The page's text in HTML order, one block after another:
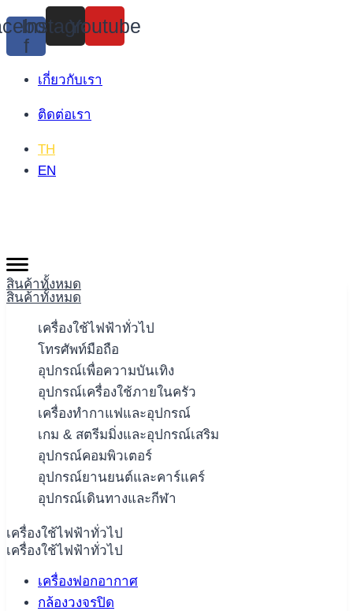
Skip
to
content
f
Instagram
Youtube
เกี่ยวกับเรา
ติดต่อเรา
TH
EN
สินค้าทั้งหมด
สินค้าทั้งหมด
เครื่องใช้ไฟฟ้าทั่วไป
โทรศัพท์มือถือ
อุปกรณ์เพื่อความบันเทิง
อุปกรณ์เครื่องใช้ภายในครัว
เครื่องทำกาแฟและอุปกรณ์
เกม & สตรีมมิ่งและอุปกรณ์เสริม
อุปกรณ์คอมพิวเตอร์
อุปกรณ์ยานยนต์และคาร์แคร์
อุปกรณ์เดินทางและกีฬา
เครื่องใช้ไฟฟ้าทั่วไป
เครื่องใช้ไฟฟ้าทั่วไป
เครื่องฟอกอากาศ
กล้องวงจรปิด